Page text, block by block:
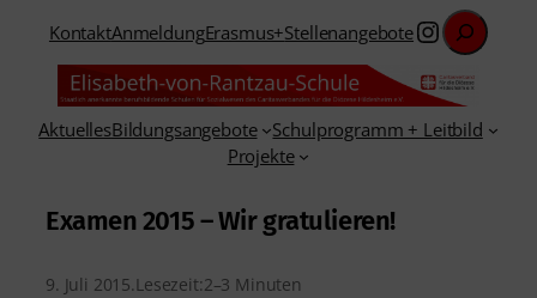
KontaktAnmeldungErasmus+Stellenangebote
Suchen
AktuellesBildungsangebote
Schulprogramm + Leitbild
Projekte
Examen 2015 – Wir gratulieren!
9. Juli 2015.Lesezeit:2–3 Minuten